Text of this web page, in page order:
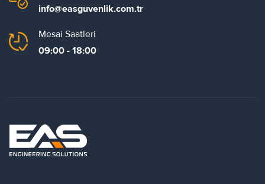
info@easguvenlik.com.tr
Mesai Saatleri
09:00 - 18:00